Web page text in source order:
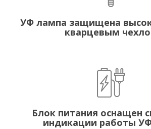
УФ лампа защищена
кварцевым
Блок питания оснащен
индикации работы